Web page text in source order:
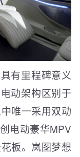
有里程碑意义
动架构区别于
唯一采用双动
电动豪华MPV
板。岚图梦想